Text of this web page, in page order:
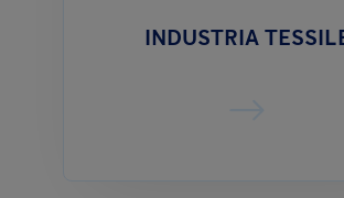
INDUSTRIA